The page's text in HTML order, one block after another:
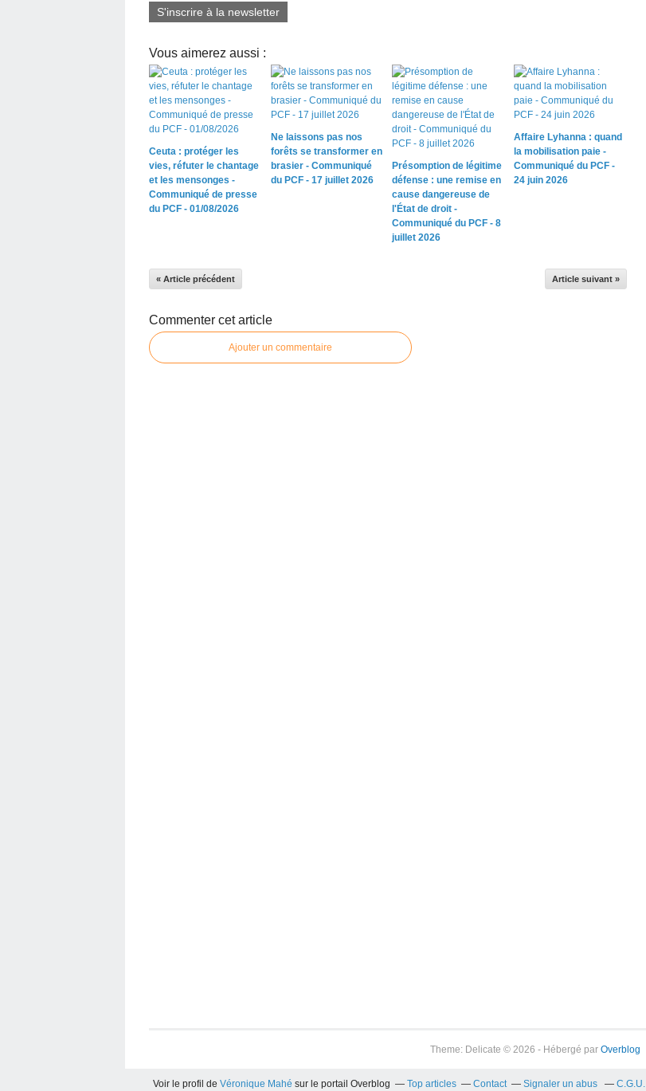
S'inscrire à la newsletter
Vous aimerez aussi :
Ceuta : protéger les
vies, réfuter le chantage
et les mensonges -
Communiqué de presse
du PCF - 01/08/2026
Ne laissons pas nos
forêts se transformer en
brasier - Communiqué
du PCF - 17 juillet 2026
Présomption de légitime
défense : une remise en
cause dangereuse de
l'État de droit -
Communiqué du PCF - 8
juillet 2026
Affaire Lyhanna : quand
la mobilisation paie -
Communiqué du PCF -
24 juin 2026
« Article précédent Article suivant »
Commenter cet article
Ajouter un commentaire
Theme: Delicate © 2026 - Hébergé par Overblog
Voir le profil de Véronique Mahé sur le portail Overblog Top articles Contact Signaler un abus C.G.U.